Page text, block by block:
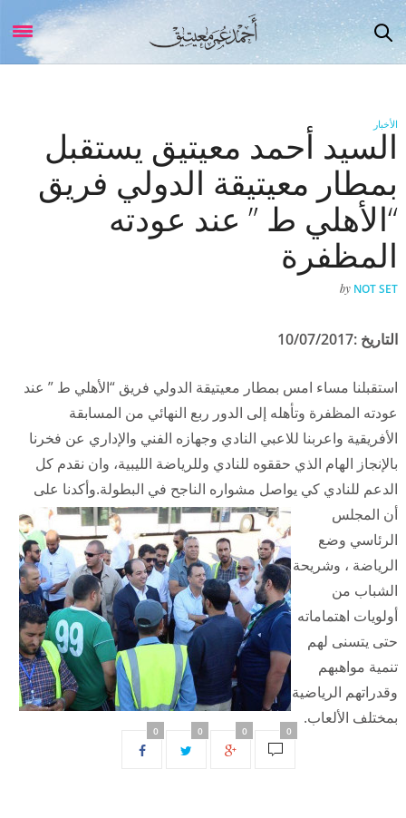
الأخبار
السيد أحمد معيتيق يستقبل
بمطار معيتيقة الدولي فريق
“الأهلي ط ” عند عودته
المظفرة
by NOT SET
التاريخ :10/07/2017
استقبلنا مساء امس بمطار معيتيقة الدولي فريق “الأهلي ط ” عند
عودته المظفرة وتأهله إلى الدور ربع النهائي من المسابقة
الأفريقية واعربنا للاعبي النادي وجهازه الفني والإداري عن فخرنا
بالإنجاز الهام الذي حققوه للنادي وللرياضة الليبية، وان نقدم كل
الدعم للنادي كي يواصل مشواره الناجح في البطولة.وأكدنا على
أن المجلس
الرئاسي وضع
الرياضة ، وشريحة
الشباب من
أولويات اهتماماته
حتى يتسنى لهم
تنمية مواهبهم
وقدراتهم الرياضية
بمختلف الألعاب.
0 0 0 0